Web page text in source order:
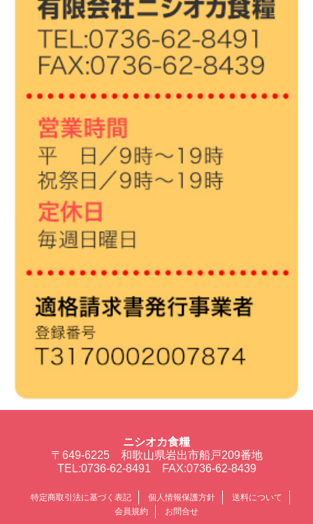
ニシオカ食糧
〒649-6225 和歌山県岩出市船戸209番地
TEL:0736-62-8491 FAX:0736-62-8439
特定商取引法に基づく表記 個人情報保護方針
送料について
会員規約
お問合せ